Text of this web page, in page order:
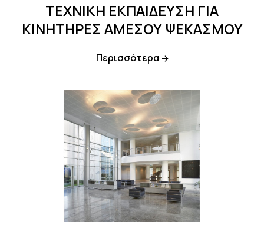
ΤΕΧΝΙΚΗ ΕΚΠΑΙΔΕΥΣΗ ΓΙΑ
ΚΙΝΗΤΗΡΕΣ ΑΜΕΣΟΥ ΨΕΚΑΣΜΟΥ
Περισσότερα